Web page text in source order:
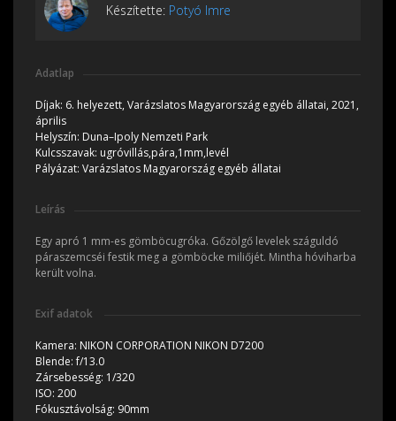
Készítette: Potyó Imre
Adatlap
Díjak: 6. helyezett, Varázslatos Magyarország egyéb állatai, 2021,
április
Helyszín: Duna–Ipoly Nemzeti Park
Kulcsszavak: ugróvillás,pára,1mm,levél
Pályázat: Varázslatos Magyarország egyéb állatai
Leírás
Egy apró 1 mm-es gömböcugróka. Gőzölgő levelek száguldó
páraszemcséi festik meg a gömböcke miliőjét. Mintha hóviharba
került volna.
Exif adatok
Kamera: NIKON CORPORATION NIKON D7200
Blende:f/13.0
Zársebesség: 1/320
ISO: 200
Fókusztávolság: 90mm